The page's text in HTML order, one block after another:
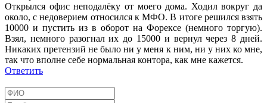
Открылся офис неподалёку от моего дома. Ходил вокруг да
около, с недоверием относился к МФО. В итоге решился взять
10000 и пустить из в оборот на Форексе (немного торгую).
Взял, немного разогнал их до 15000 и вернул через 8 дней.
Никаких претензий не было ни у меня к ним, ни у них ко мне,
так что вполне себе нормальная контора, как мне кажется.
Ответить